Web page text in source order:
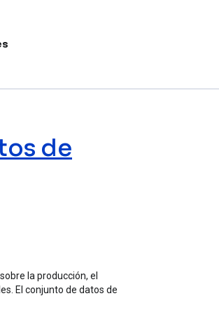
de
la producción, el
El conjunto de datos de